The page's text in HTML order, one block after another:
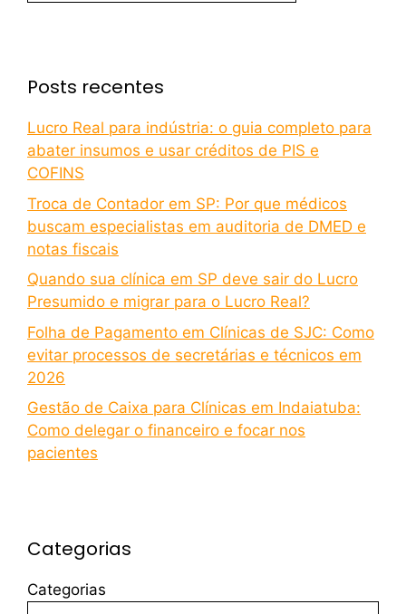
Posts recentes
Lucro Real para indústria: o guia completo para
abater insumos e usar créditos de PIS e
COFINS
Troca de Contador em SP: Por que médicos
buscam especialistas em auditoria de DMED e
notas fiscais
Quando sua clínica em SP deve sair do Lucro
Presumido e migrar para o Lucro Real?
Folha de Pagamento em Clínicas de SJC: Como
evitar processos de secretárias e técnicos em
2026
Gestão de Caixa para Clínicas em Indaiatuba:
Como delegar o financeiro e focar nos
pacientes
Categorias
Categorias